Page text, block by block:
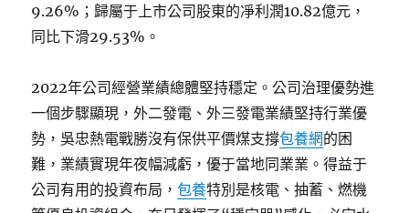
9.26%；歸屬于上市公司股東的凈利潤10.82億元，
同比下滑29.53%。
2022年公司經營業績總體堅持穩定。公司治理優勢進
一個步驟顯現，外二發電、外三發電業績堅持行業優
勢，吳忠熱電戰勝沒有保供平價煤支撐包養網的困
難，業績實現年夜幅減虧，優于當地同業業。得益于
公司有用的投資布局，包養特別是核電、抽蓄、燃機